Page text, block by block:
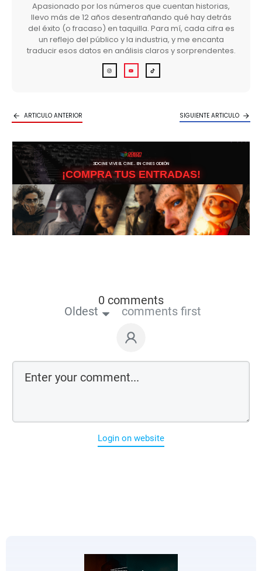
Apasionado por los números que cuentan historias,
llevo más de 12 años desentrañando qué hay detrás
del éxito (o fracaso) en taquilla. Para mí, cada cifra es
un reflejo del público y la industria, y me encanta
traducir esos datos en análisis claros y sorprendentes.
ARTICULO ANTERIOR SIGUIENTE ARTICULO
3DCINE VIVE EL CINE… EN CINES ODEÓN
¡COMPRA TUS ENTRADAS!
0 comments
Oldest comments first
Login on website